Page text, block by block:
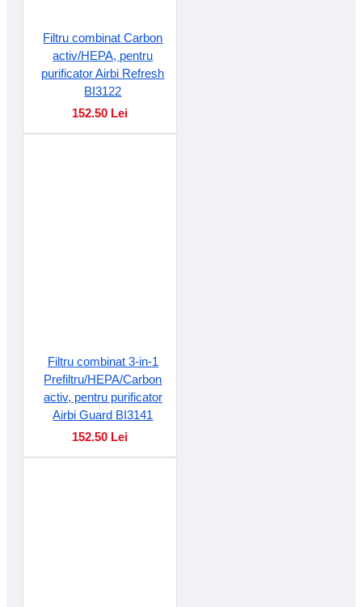
Filtru combinat Carbon
activ/HEPA, pentru
purificator Airbi Refresh
BI3122
152.50 Lei
Filtru combinat 3-in-1
Prefiltru/HEPA/Carbon
activ, pentru purificator
Airbi Guard BI3141
152.50 Lei